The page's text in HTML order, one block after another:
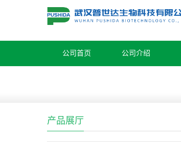
公司首页 公司介绍
产品展厅